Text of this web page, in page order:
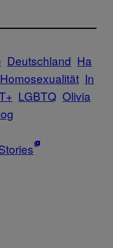
Deutschland Ha
Homosexualität In
LGBTQ Olivia